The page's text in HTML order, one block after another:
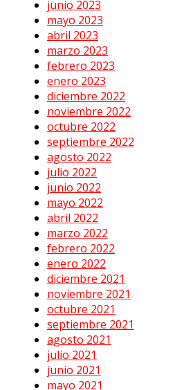
junio 2023
mayo 2023
abril 2023
marzo 2023
febrero 2023
enero 2023
diciembre 2022
noviembre 2022
octubre 2022
septiembre 2022
agosto 2022
julio 2022
junio 2022
mayo 2022
abril 2022
marzo 2022
febrero 2022
enero 2022
diciembre 2021
noviembre 2021
octubre 2021
septiembre 2021
agosto 2021
julio 2021
junio 2021
mayo 2021